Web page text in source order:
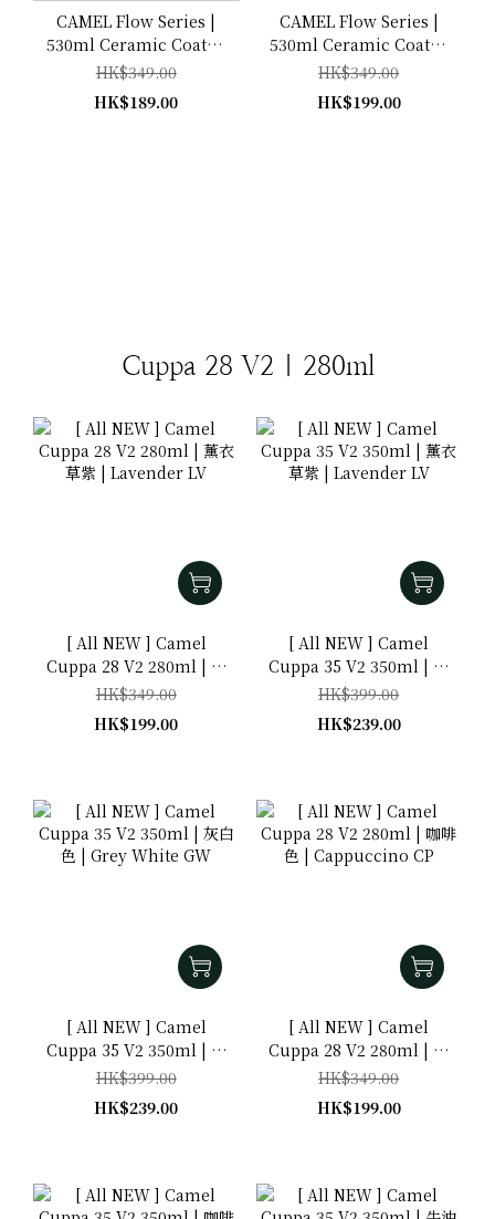
CAMEL Flow Series |
530ml Ceramic Coated
Stainless Steel Vacuum
Insulated Bottle
HK$349.00
HK$189.00
CAMEL Flow Series |
530ml Ceramic Coated
Stainless Steel Vacuum
Insulated Bottle
HK$349.00
HK$199.00
Cuppa 28 V2 | 280ml
[ All NEW ] Camel
Cuppa 28 V2 280ml | 薰
衣草紫 | Lavender LV
HK$349.00
HK$199.00
[ All NEW ] Camel
Cuppa 35 V2 350ml | 薰
衣草紫 | Lavender LV
HK$399.00
HK$239.00
[ All NEW ] Camel
Cuppa 35 V2 350ml | 灰
白色 | Grey White GW
HK$399.00
HK$239.00
[ All NEW ] Camel
Cuppa 28 V2 280ml | 咖
啡色 | Cappuccino CP
HK$349.00
HK$199.00